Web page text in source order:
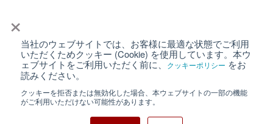
×
当社のウェブサイトでは、お客様に最適な状態でご利用
いただくためクッキー (Cookie) を使用しています。本ウ
ェブサイトをご利用いただく前に、
クッキーポリシー をお
読みください。
クッキーを拒否または無効化した場合、本ウェブサイトの一部の機能
がご利用いただけない可能性があります。
個人情報保護について ウェブサイト利用規約
クッキーポリシー
日清紡ホールディングス